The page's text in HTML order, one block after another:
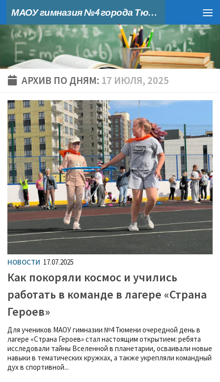
Skip to content МАОУ гимназия №4 города Тюмени
АРХИВ ПО ДНЯМ: 17 ИЮЛЯ, 2025
НОВОСТИ 17.07.2025
Как покоряли космос и учились
работать в команде в лагере «Страна
Героев»
Для учеников МАОУ гимназии №4 Тюмени очередной день в
лагере «Страна Героев» стал настоящим открытием: ребята
исследовали тайны Вселенной в планетарии, осваивали новые
навыки в тематических кружках, а также укрепляли командный
дух в спортивной...